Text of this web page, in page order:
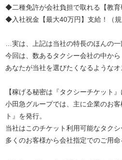
◆二種免許が会社負担で取れる【教育
◆入社祝金【最大40万円】支給！（規
…実は、上記は当社の特長のほんの一
今回は、数あるタクシー会社の中から
あなたが当社を選びたくなるような
【稼げる秘密は『タクシーチケット』
小田急グループでは、主に企業のお
ト』を発行。
当社はこのチケット利用可能なタクシ
多くのお客様から会社指定でのご用命